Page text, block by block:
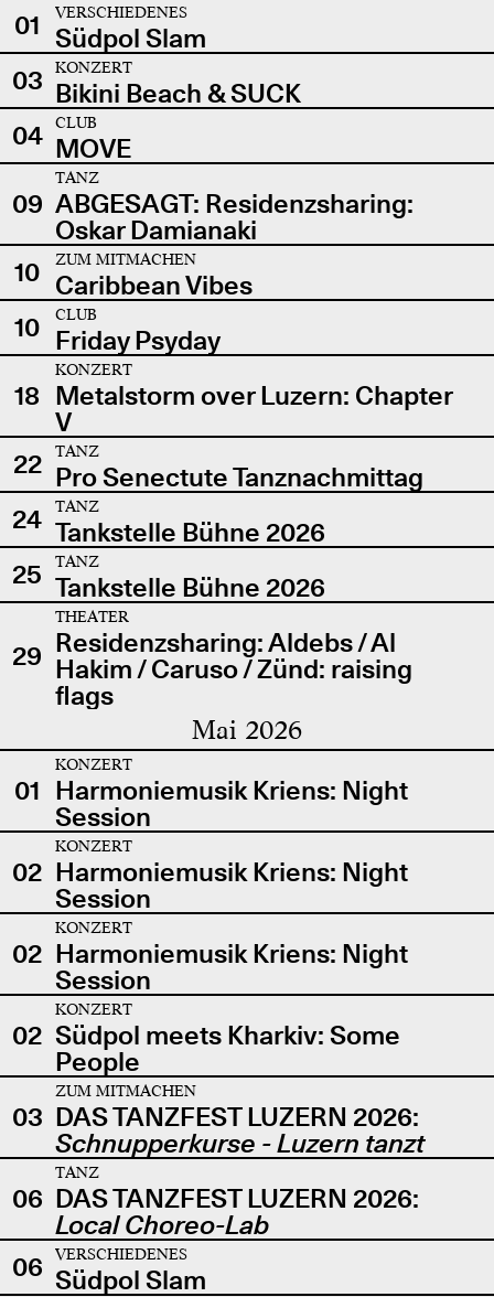
01
VERSCHIEDENES
Südpol Slam
03
KONZERT
Bikini Beach & SUCK
04
CLUB
MOVE
09
TANZ
ABGESAGT: Residenzsharing:
Oskar Damianaki
10
ZUM MITMACHEN
Caribbean Vibes
10
CLUB
Friday Psyday
18
KONZERT
Metalstorm over Luzern: Chapter
V
22
TANZ
Pro Senectute Tanznachmittag
24
TANZ
Tankstelle Bühne 2026
25
TANZ
Tankstelle Bühne 2026
29
THEATER
Residenzsharing: Aldebs / Al
Hakim / Caruso / Zünd: raising
flags
Mai 2026
01
KONZERT
Harmoniemusik Kriens: Night
Session
02
KONZERT
Harmoniemusik Kriens: Night
Session
02
KONZERT
Harmoniemusik Kriens: Night
Session
02
KONZERT
Südpol meets Kharkiv: Some
People
03
ZUM MITMACHEN
DAS TANZFEST LUZERN 2026:
Schnupperkurse - Luzern tanzt
06
TANZ
DAS TANZFEST LUZERN 2026:
Local Choreo-Lab
06
VERSCHIEDENES
Südpol Slam